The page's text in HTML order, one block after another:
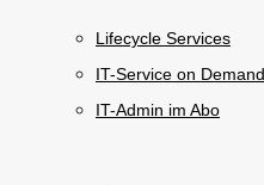
Lifecycle Services
IT-Service on Demand
IT-Admin im Abo